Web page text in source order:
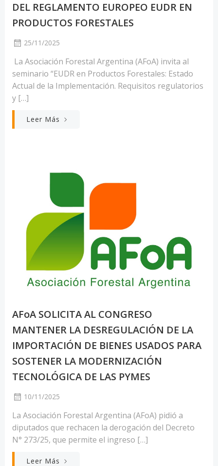
DEL REGLAMENTO EUROPEO EUDR EN
PRODUCTOS FORESTALES
25/11/2025
La Asociación Forestal Argentina (AFoA) invita al
seminario “EUDR en Productos Forestales: Estado
Actual de la Implementación. Requisitos regulatorios
y […]
Leer Más
AFoA SOLICITA AL CONGRESO
MANTENER LA DESREGULACIÓN DE LA
IMPORTACIÓN DE BIENES USADOS PARA
SOSTENER LA MODERNIZACIÓN
TECNOLÓGICA DE LAS PYMES
10/11/2025
La Asociación Forestal Argentina (AFoA) pidió a
diputados que rechacen la derogación del Decreto
N° 273/25, que permite el ingreso […]
Leer Más